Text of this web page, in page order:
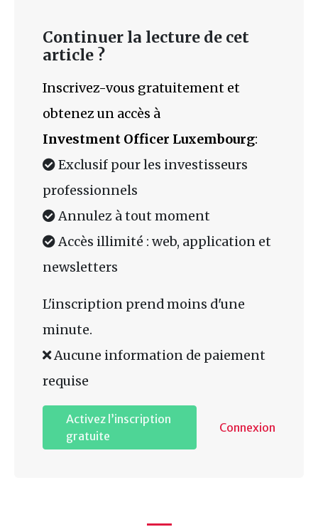
Continuer la lecture de cet
article ?
Inscrivez-vous gratuitement et
obtenez un accès à
Investment Officer Luxembourg:
Exclusif pour les investisseurs
professionnels
Annulez à tout moment
Accès illimité : web, application et
newsletters
L'inscription prend moins d'une
minute.
Aucune information de paiement
requise
Activez l’inscription
gratuite
Connexion